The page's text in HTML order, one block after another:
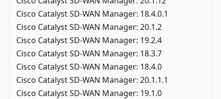
Cisco Catalyst SD-WAN Manager: 18.4.0.1
Cisco Catalyst SD-WAN Manager: 20.1.2
Cisco Catalyst SD-WAN Manager: 19.2.4
Cisco Catalyst SD-WAN Manager: 18.3.7
Cisco Catalyst SD-WAN Manager: 18.4.0
Cisco Catalyst SD-WAN Manager: 20.1.1.1
Cisco Catalyst SD-WAN Manager: 19.1.0